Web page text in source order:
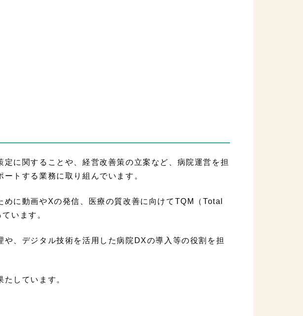
に関することや、経営改善策の立案など、病院運営を担
トする業務に取り組んでいます。
に動画やXの発信、医療の質改善に向けてTQM（Total
います。
、デジタル技術を活用した病院DXの導入等の役割を担
しています。